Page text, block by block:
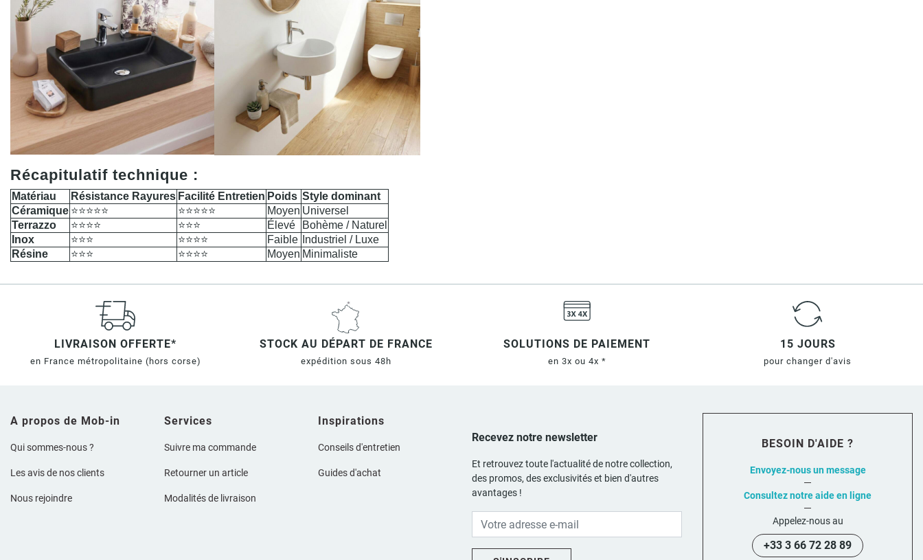
Récapitulatif technique :
Matériau Résistance Rayures Facilité Entretien Poids Style dominant
Céramique ⭐⭐⭐⭐⭐ ⭐⭐⭐⭐⭐ Moyen Universel
Terrazzo
⭐⭐⭐⭐ ⭐⭐⭐ Élevé
Bohème / Naturel
Inox
⭐⭐⭐ ⭐⭐⭐⭐ Faible
Industriel / Luxe
Résine
⭐⭐⭐ ⭐⭐⭐⭐ Moyen Minimaliste
LIVRAISON OFFERTE*
en France métropolitaine (hors corse)
STOCK AU DÉPART DE FRANCE
expédition sous 48h
SOLUTIONS DE PAIEMENT
en 3x ou 4x *
15 JOURS
pour changer d'avis
A propos de Mob-in
Qui sommes-nous ?
Les avis de nos clients
Nous rejoindre
Services
Suivre ma commande
Retourner un article
Modalités de livraison
Inspirations
Conseils d'entretien
Guides d'achat
Recevez notre newsletter
Et retrouvez toute l'actualité de notre collection,
des promos, des exclusivités et bien d'autres
avantages !
BESOIN D'AIDE ?
Envoyez-nous un message
Consultez notre aide en ligne
Appelez-nous au
+33 3 66 72 28 89